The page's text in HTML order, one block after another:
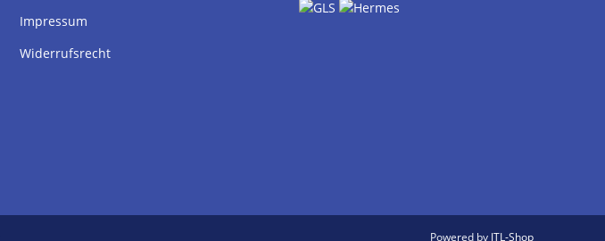
Impressum
Widerrufsrecht
Powered by JTL-Shop